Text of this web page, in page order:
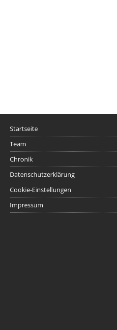
Startseite
Team
Chronik
Datenschutzerklärung
Cookie-Einstellungen
Impressum